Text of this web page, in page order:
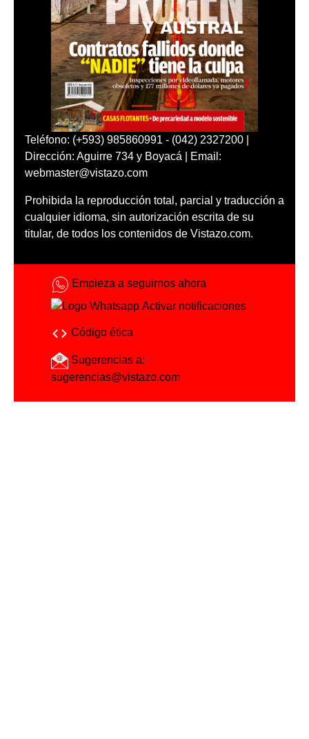
Teléfono: (+593) 985860991 - (042) 2327200 |
Dirección: Aguirre 734 y Boyacá | Email:
webmaster@vistazo.com
Prohibida la reproducción total, parcial y traducción a
cualquier idioma, sin autorización escrita de su
titular, de todos los contenidos de Vistazo.com.
Empieza a seguirnos ahora
Activar notificaciones
Código ética
Sugerencias a:
sugerencias@vistazo.com